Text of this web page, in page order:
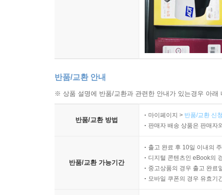
특별기획│이정해 작가의 삼돌이마을 행복한 마을
기획특집│정신과 전문의 이근후 박사의 유머 이야
207 결혼은 유머일까? 아닐까? 외 1편
216 강서연 화요일은 십자드라이버 외 1편
반품/교환 안내
※ 상품 설명에 반품/교환과 관련한 안내가 있는경우 아
반품/교환 방법
마이페이지 > 반품/교환 신
판매자 배송 상품은 판매자
반품/교환 가능기간
출고 완료 후 10일 이내의
디지털 콘텐츠인 eBook의
중고상품의 경우 출고 완료
모바일 쿠폰의 경우 유효기